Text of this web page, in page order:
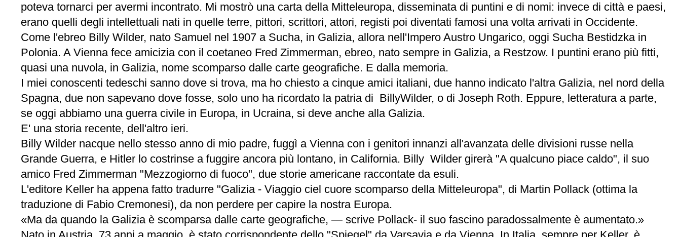
poteva tornarci per avermi incontrato. Mi mostrò una carta della Mitteleuropa, disseminata di puntini e di nomi: invece di città e paesi,
erano quelli degli intellettuali nati in quelle terre, pittori, scrittori, attori, registi poi diventati famosi una volta arrivati in Occidente.
Come l'ebreo Billy Wilder, nato Samuel nel 1907 a Sucha, in Galizia, allora nell'Impero Austro Ungarico, oggi Sucha Bestidzka in
Polonia. A Vienna fece amicizia con il coetaneo Fred Zimmerman, ebreo, nato sempre in Galizia, a Restzow. I puntini erano più fitti,
quasi una nuvola, in Galizia, nome scomparso dalle carte geografiche. E dalla memoria.
I miei conoscenti tedeschi sanno dove si trova, ma ho chiesto a cinque amici italiani, due hanno indicato l'altra Galizia, nel nord della
Spagna, due non sapevano dove fosse, solo uno ha ricordato la patria di BillyWilder, o di Joseph Roth. Eppure, letteratura a parte,
se oggi abbiamo una guerra civile in Europa, in Ucraina, si deve anche alla Galizia.
E' una storia recente, dell'altro ieri.
Billy Wilder nacque nello stesso anno di mio padre, fuggì a Vienna con i genitori innanzi all'avanzata delle divisioni russe nella
Grande Guerra, e Hitler lo costrinse a fuggire ancora più lontano, in California. Billy Wilder girerà "A qualcuno piace caldo", il suo
amico Fred Zimmerman "Mezzogiorno di fuoco", due storie americane raccontate da esuli.
L'editore Keller ha appena fatto tradurre "Galizia - Viaggio ciel cuore scomparso della Mitteleuropa", di Martin Pollack (ottima la
traduzione di Fabio Cremonesi), da non perdere per capire la nostra Europa.
«Ma da quando la Galizia è scomparsa dalle carte geografiche, — scrive Pollack- il suo fascino paradossalmente è aumentato.»